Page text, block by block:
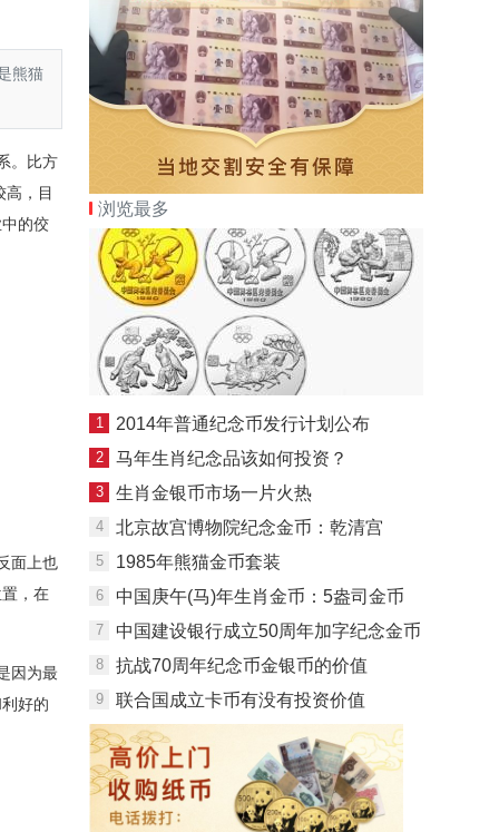
熊猫
。比方
，目
的佼
面上也
，在
因为最
好的
浏览最多
1 2014年普通纪念币发行计划公布
2 马年生肖纪念品该如何投资？
3 生肖金银币市场一片火热
4 北京故宫博物院纪念金币：乾清宫
5 1985年熊猫金币套装
6 中国庚午(马)年生肖金币：5盎司金币
7 中国建设银行成立50周年加字纪念金币
8 抗战70周年纪念币金银币的价值
9 联合国成立卡币有没有投资价值